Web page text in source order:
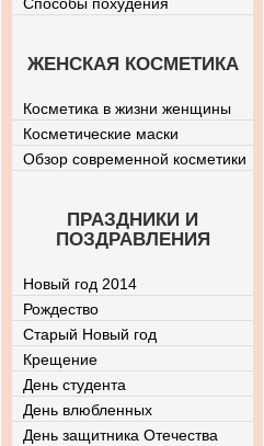
ЖЕНСКАЯ КОСМЕТИКА
Косметика в жизни женщины
Косметические маски
Обзор современной косметики
ПРАЗДНИКИ И
ПОЗДРАВЛЕНИЯ
Новый год 2014
Рождество
Старый Новый год
Крещение
День студента
День влюбленных
День защитника Отечества